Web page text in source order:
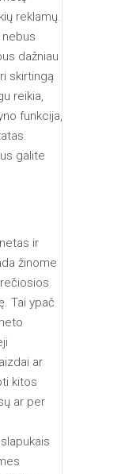
reklamų.
nebus
dažniau
skirtingą
reikia,
funkcija,
galite
ir
žinome
Tai ypač
ar
kitos
ar per